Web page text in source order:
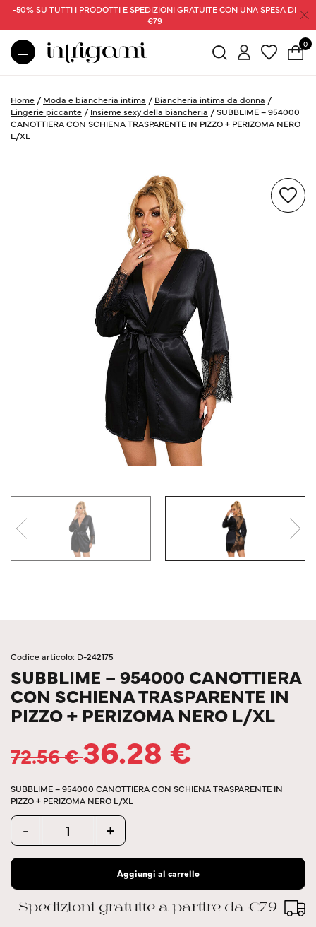
-50% SU TUTTI I PRODOTTI E SPEDIZIONI GRATUITE CON UNA SPESA DI
€79
0
Home / Moda e biancheria intima / Biancheria intima da donna /
Lingerie piccante / Insieme sexy della biancheria /SUBBLIME – 954000
CANOTTIERA CON SCHIENA TRASPARENTE IN PIZZO + PERIZOMA NERO
L/XL
Codice articolo: D-242175
SUBBLIME – 954000 CANOTTIERA
CON SCHIENA TRASPARENTE IN
PIZZO + PERIZOMA NERO L/XL
72.56€36.28 €
SUBBLIME – 954000 CANOTTIERA CON SCHIENA TRASPARENTE IN
PIZZO + PERIZOMA NERO L/XL
Quantity
- +
Aggiungi al carrello
Spedizioni gratuite a partire da €79